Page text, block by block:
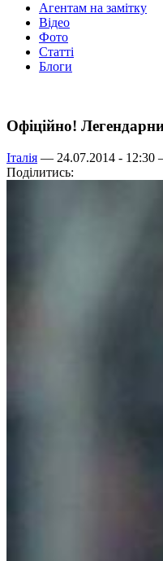
Агентам на замітку
Відео
Фото
Статті
Блоги
Офіційно!
Італія — 24.07.2014 - 12:30
Поділитись: